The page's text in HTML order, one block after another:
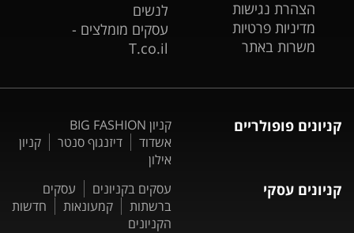
הצהרת נגישות
מדיניות פרטיות
משרות באתר
לנשים
עסקים מומלצים -
T.co.il
קניונים פופולריים
קניון BIG FASHION
אשדוד
דיזנגוף סנטר
קניון
אילון
קניונים עסקי עסקים בקניונים
עסקים
ברשתות
קמעונאות
חדשות
הקניונים